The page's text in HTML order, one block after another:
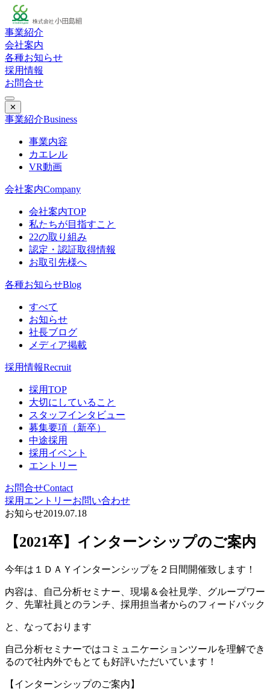
事業紹介
会社案内
各種お知らせ
採用情報
お問合せ
✕
事業紹介Business
事業内容
カエレル
VR動画
会社案内Company
会社案内TOP
私たちが目指すこと
22の取り組み
認定・認証取得情報
お取引先様へ
各種お知らせBlog
すべて
お知らせ
社長ブログ
メディア掲載
採用情報Recruit
採用TOP
大切にしていること
スタッフインタビュー
募集要項（新卒）
中途採用
採用イベント
エントリー
お問合せContact
採用エントリーお問い合わせ
お知らせ2019.07.18
【2021卒】インターンシップのご案内
今年は１ＤＡＹインターンシップを２日間開催致します！
内容は、自己分析セミナー、現場＆会社見学、グループワー
ク、先輩社員とのランチ、採用担当者からのフィードバック
と、なっております
自己分析セミナーではコミュニケーションツールを理解でき
るので社内外でもとても好評いただいています！
【インターンシップのご案内】